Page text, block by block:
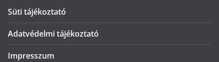
Süti tájékoztató
Adatvédelmi tájékoztató
Impresszum